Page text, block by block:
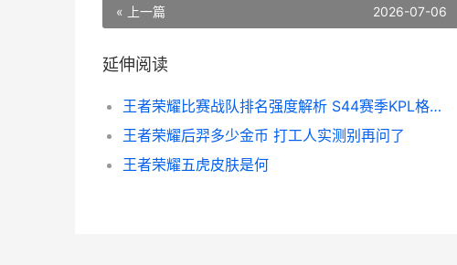
« 上一篇 2026-07-06
延伸阅读
王者荣耀比赛战队排名强度解析 S44赛季KPL格局深度解说视角
王者荣耀后羿多少金币 打工人实测别再问了
王者荣耀五虎皮肤是何